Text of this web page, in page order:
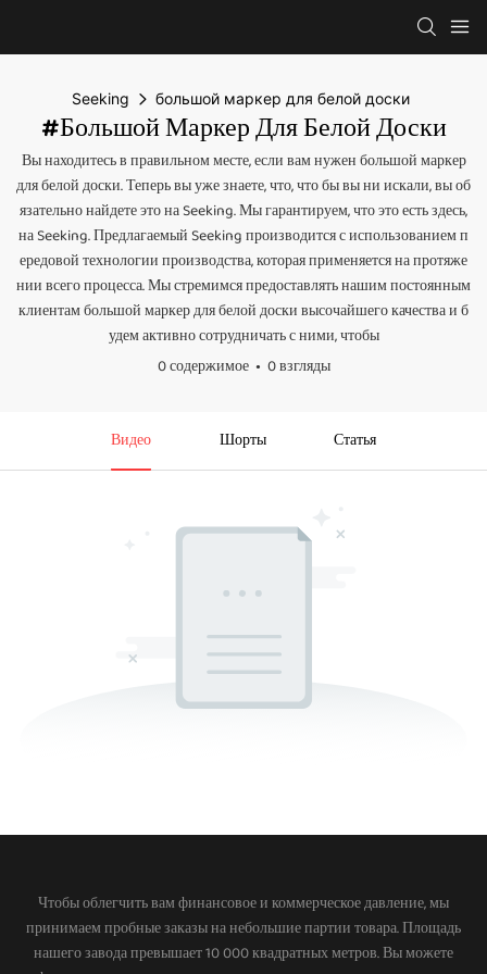
Seeking большой маркер для белой доски
#большой Маркер Для Белой Доски
Вы находитесь в правильном месте, если вам нужен большой маркер
для белой доски. Теперь вы уже знаете, что, что бы вы ни искали, вы об
язательно найдете это на Seeking. Мы гарантируем, что это есть здесь,
на Seeking. Предлагаемый Seeking производится с использованием п
ередовой технологии производства, которая применяется на протяже
нии всего процесса. Мы стремимся предоставлять нашим постоянным
клиентам большой маркер для белой доски высочайшего качества и б
удем активно сотрудничать с ними, чтобы
0 содержимое
0 взгляды
Видео Шорты Статья
Чтобы облегчить вам финансовое и коммерческое давление, мы
принимаем пробные заказы на небольшие партии товара. Площадь
нашего завода превышает 10 000 квадратных метров. Вы можете